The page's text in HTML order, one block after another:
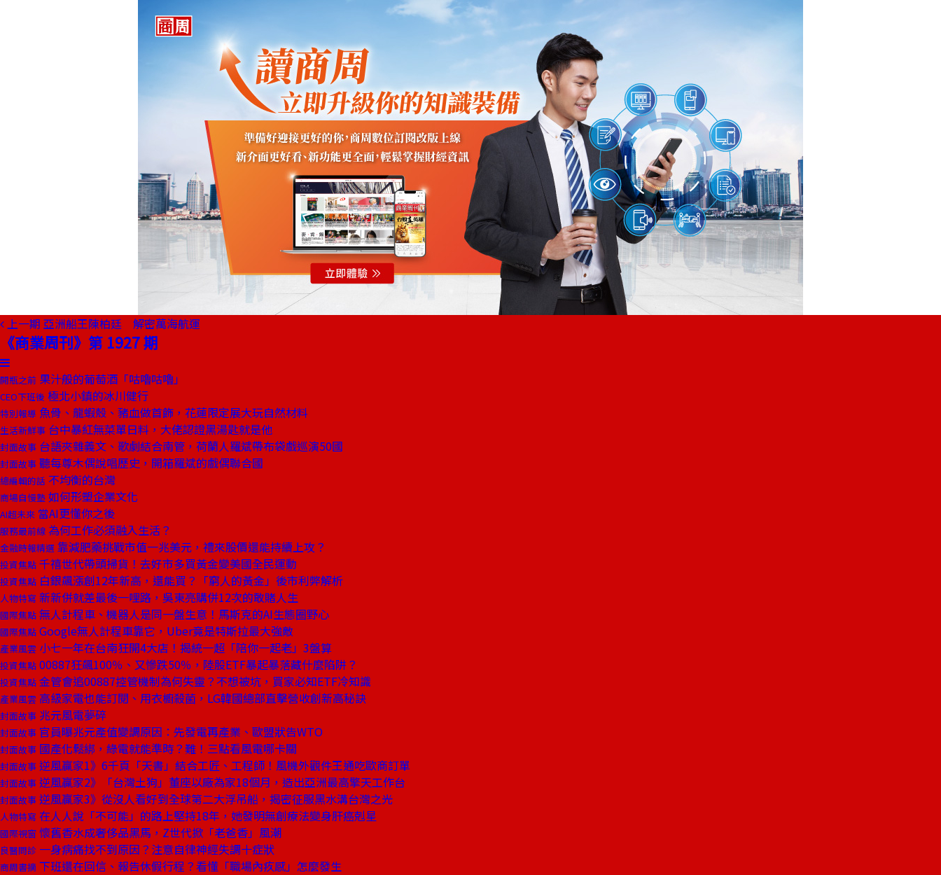
上一期 亞洲船王陳柏廷 解密萬海航運
《商業周刊》第 1927 期
開瓶之前 果汁般的葡萄酒「咕嚕咕嚕」
CEO下班後 極北小鎮的冰川健行
特別報導 魚骨、龍蝦殼、豬血做首飾，花蓮限定展大玩自然材料
生活新鮮事 台中暴紅無菜單日料，大佬認證黑湯匙就是他
封面故事 台語夾雜義文、歌劇結合南管，荷蘭人羅斌帶布袋戲巡演50國
封面故事 聽每尊木偶說唱歷史，開箱羅斌的戲偶聯合國
總編輯的話 不均衡的台灣
商場自慢塾 如何形塑企業文化
AI超未來 當AI更懂你之後
服務最前線 為何工作必須融入生活？
金融時報精選 靠減肥藥挑戰市值一兆美元，禮來股價還能持續上攻？
投資焦點 千禧世代帶頭掃貨！去好市多買黃金變美國全民運動
投資焦點 白銀飆漲創12年新高，還能買？「窮人的黃金」後市利弊解析
人物特寫 新新併就差最後一哩路，吳東亮購併12次的敢賭人生
國際焦點 無人計程車、機器人是同一盤生意！馬斯克的AI生態圈野心
國際焦點 Google無人計程車靠它，Uber竟是特斯拉最大強敵
產業風雲 小七一年在台南狂開4大店！揭統一超「陪你一起老」3盤算
投資焦點 00887狂飆100％、又慘跌50％，陸股ETF暴起暴落藏什麼陷阱？
投資焦點 金管會追00887控管機制為何失靈？不想被坑，買家必知ETF冷知識
產業風雲 高級家電也能訂閱、用衣櫥殺菌，LG韓國總部直擊營收創新高秘訣
封面故事 兆元風電夢碎
封面故事 官員曝兆元產值變調原因：先發電再產業、歐盟狀告WTO
封面故事 國產化鬆綁，綠電就能準時？難！三點看風電哪卡關
封面故事 逆風贏家1》6千頁「天書」結合工匠、工程師！風機外觀件王通吃歐商訂單
封面故事 逆風贏家2》「台灣土狗」董座以廠為家18個月，造出亞洲最高擎天工作台
封面故事 逆風贏家3》從沒人看好到全球第二大浮吊船，揭密征服黑水溝台灣之光
人物特寫 在人人說「不可能」的路上堅持18年，她發明無創療法變身肝癌剋星
國際視窗 懷舊香水成奢侈品黑馬，Z世代掀「老爸香」風潮
良醫問診 一身病痛找不到原因？注意自律神經失調十症狀
商周書摘 下班還在回信、報告休假行程？看懂「職場內疚感」怎麼發生